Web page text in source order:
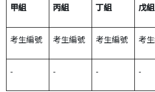
甲組 丙組 丁組 戊組
考生編號 考生編號 考生編號 考
- - - -